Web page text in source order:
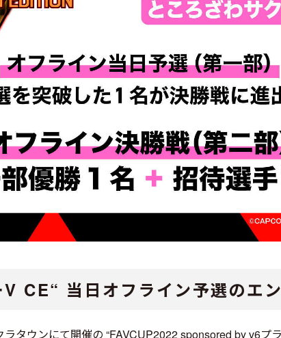
CE“ 当日オフライン予選のエ
タウンにて開催の “FAVCUP2022 sponsored by v6プ